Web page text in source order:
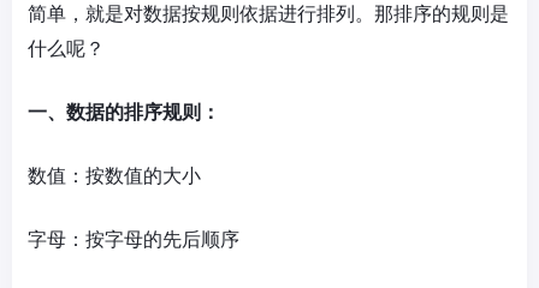
简单，就是对数据按规则依据进行排列。那排序的规则是
什么呢？
一、数据的排序规则：
数值：按数值的大小
字母：按字母的先后顺序